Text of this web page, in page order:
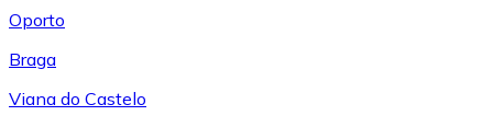
Oporto
Braga
Viana do Castelo